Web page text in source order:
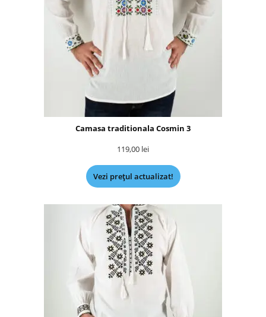
Camasa traditionala Cosmin 3
119,00 lei
Vezi prețul actualizat!